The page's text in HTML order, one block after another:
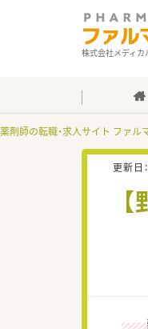
株式会社メディカ
薬剤師の転職・求人サイト ファル
更新日：